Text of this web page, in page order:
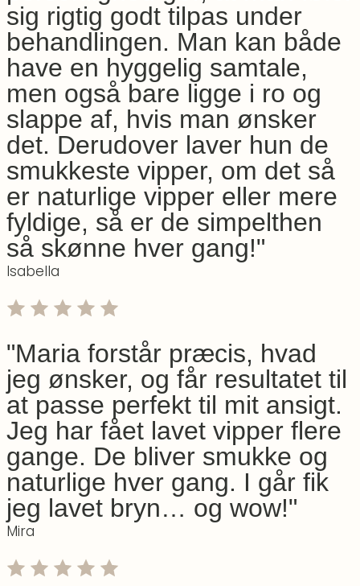
sig rigtig godt tilpas under
behandlingen. Man kan både
have en hyggelig samtale,
men også bare ligge i ro og
slappe af, hvis man ønsker
det. Derudover laver hun de
smukkeste vipper, om det så
er naturlige vipper eller mere
fyldige, så er de simpelthen
så skønne hver gang!"
Isabella
"Maria forstår præcis, hvad
jeg ønsker, og får resultatet til
at passe perfekt til mit ansigt.
Jeg har fået lavet vipper flere
gange. De bliver smukke og
naturlige hver gang. I går fik
jeg lavet bryn… og wow!"
Mira